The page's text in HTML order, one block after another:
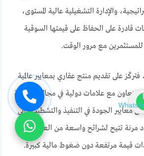
والإدارة التشغيلية عالية المستوى،
قادرة على الحفاظ على قيمتها السوقية
مع مرور الوقت.
أما رسالة MA Group، فتركّز على تقديم منتج عقاري بمعايير عالمية
التعاون مع علامات دولية في مجالات الإدارة
معايير الجودة في التنفيذ والتشطيب، إلى
مرنة تتيح لشرائح واسعة من العملاء
قيمة مرتفعة دون ضغوط مالية كبيرة.